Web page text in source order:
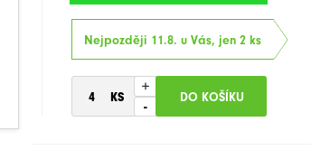
Nejpozději 11.8. u Vás, jen 2 ks
+
-